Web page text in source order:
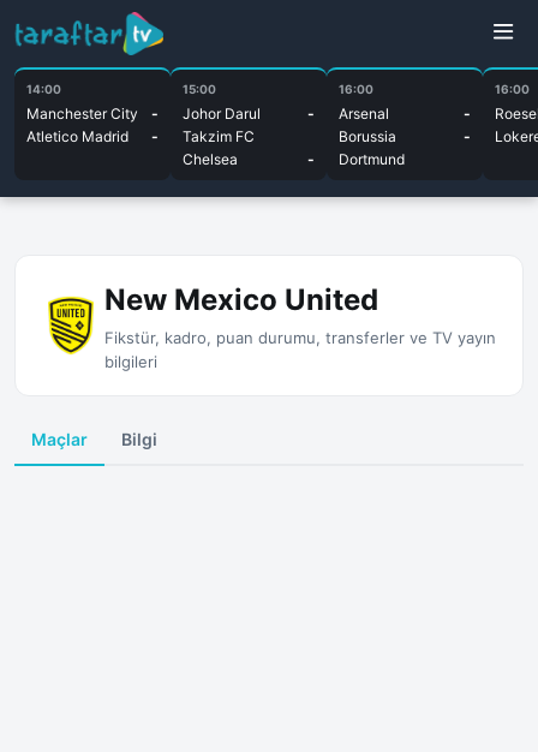
14:00
Manchester City
-
Atletico Madrid
-
15:00
Johor Darul
Takzim FC
-
Chelsea -
16:00
Arsenal
-
Borussia
Dortmund
-
16:00
New Mexico United
Fikstür, kadro, puan durumu, transferler ve TV yayın
bilgileri
Maçlar Bilgi